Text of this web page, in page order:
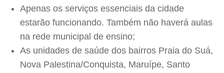
Apenas os serviços essenciais da cidade
estarão funcionando. Também não haverá aulas
na rede municipal de ensino;
As unidades de saúde dos bairros Praia do Suá,
Nova Palestina/Conquista, Maruípe, Santo